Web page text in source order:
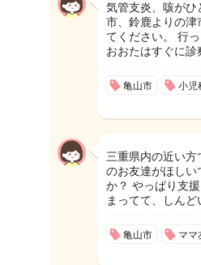
気管支炎、咳が
市、鈴鹿よりの津
てください。 行
おおたはすぐに診
亀山市 小児
三重県内の近い
のお友達がほし
か？ やっぱり支
まってて、しん
亀山市 ママ